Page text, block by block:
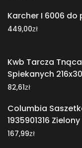
Karcher I 6006
449,00zł
Kwb Tarcza
Spiekanych
82,61zł
Columbia
1935901316 Zielony
167,99zł